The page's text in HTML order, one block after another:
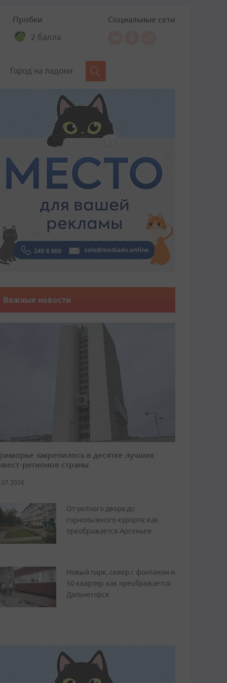
Пробки
2 балла
Социальные сети
Город на ладони
Важные новости
закрепилось в десятке лучших
регионов страны
От уютного двора до
горнолыжного курорта: как
преображается Арсеньев
Новый парк, сквер с фонтаном и
50 квартир: как преображается
Дальнегорск